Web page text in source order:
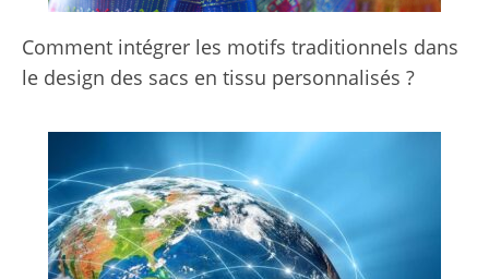
Comment intégrer les motifs traditionnels dans
le design des sacs en tissu personnalisés ?